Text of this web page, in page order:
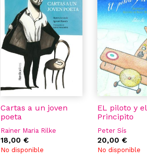
Cartas a un joven
poeta
Rainer Maria Rilke
18,00 €
No disponible
EL piloto y el
Principito
Peter Sís
20,00 €
No disponible